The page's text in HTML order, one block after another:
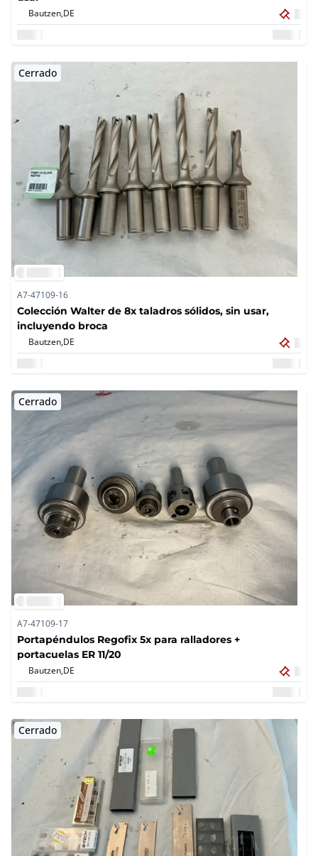
Bautzen,DE
Cerrado
A7-47109-16
Colección Walter de 8x taladros sólidos, sin usar,
incluyendo broca
Bautzen,DE
Cerrado
A7-47109-17
Portapéndulos Regofix 5x para ralladores +
portacuelas ER 11/20
Bautzen,DE
Cerrado